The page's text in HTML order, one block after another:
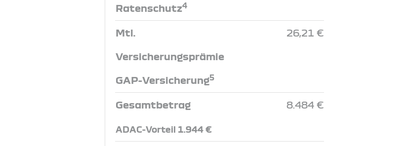
Ratenschutz4
Mtl.
Versicherungsprämie
GAP-Versicherung5
26,21 €
Gesamtbetrag
ADAC-Vorteil 1.944 €
8.484 €